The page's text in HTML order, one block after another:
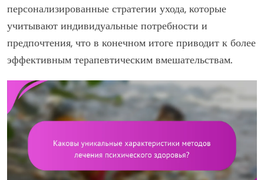
персонализированные стратегии ухода, которые
учитывают индивидуальные потребности и
предпочтения, что в конечном итоге приводит к более
эффективным терапевтическим вмешательствам.